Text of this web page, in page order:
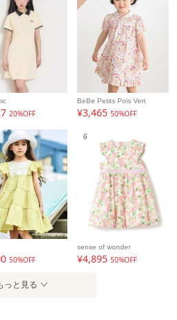
イト/ブルー：オフホワイト／（本体）綿
ルー／（本体）綿80% ポリエステル20%
記よりお問い合わせください
20%OFF
BeBe Petits Pois Vert
¥3,46550%OFF
50%OFF
6
sense of wonder
¥4,89550%OFF
っと見る